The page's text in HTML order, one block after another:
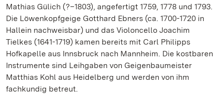
Mathias Gülich (?–1803), angefertigt 1759, 1778 und 1793.
Die Löwenkopfgeige Gotthard Ebners (ca. 1700-1720 in
Hallein nachweisbar) und das Violoncello Joachim
Tielkes (1641-1719) kamen bereits mit Carl Philipps
Hofkapelle aus Innsbruck nach Mannheim. Die kostbaren
Instrumente sind Leihgaben von Geigenbaumeister
Matthias Kohl aus Heidelberg und werden von ihm
fachkundig betreut.